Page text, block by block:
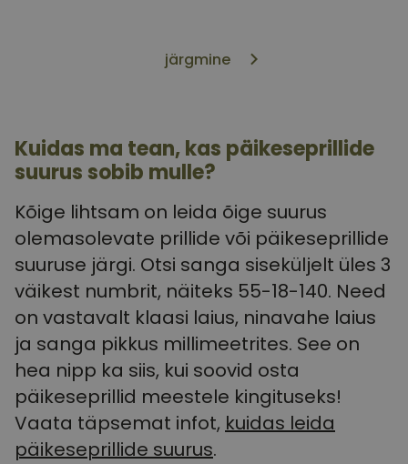
järgmine
Kuidas ma tean, kas päikeseprillide
suurus sobib mulle?
Kõige lihtsam on leida õige suurus
olemasolevate prillide või päikeseprillide
suuruse järgi. Otsi sanga siseküljelt üles 3
väikest numbrit, näiteks 55-18-140. Need
on vastavalt klaasi laius, ninavahe laius
ja sanga pikkus millimeetrites. See on
hea nipp ka siis, kui soovid osta
päikeseprillid meestele kingituseks!
Vaata täpsemat infot, kuidas leida
päikeseprillide suurus.